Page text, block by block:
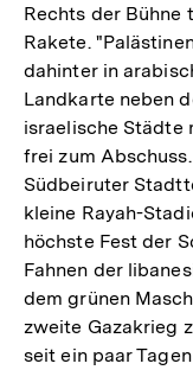
Rechts der Bühne
Rakete.
dahinter in
Landkarte neben
israelische Städte
frei zum
Südbeiruter
kleine Rayah-
höchste Fest der
Fahnen der
dem grünen
zweite Gazakrieg
seit ein paar